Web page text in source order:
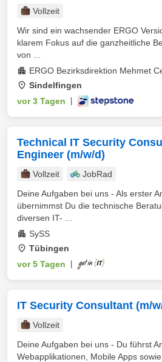
Vollzeit
Wir sind ein wachsender ERGO
klarem Fokus auf die ganzheitliche
von ...
ERGO Bezirksdirektion Mehmet
Sindelfingen
vor 3 Tagen
Technical IT Security
Engineer (m/w/d)
Vollzeit
JobRad
Deine Aufgaben bei uns - Als erster
übernimmst Du die technische
diversen IT- ...
SySS
Tübingen
vor 5 Tagen
IT Security Consultant (m/
Vollzeit
Deine Aufgaben bei uns - Du führst
Webapplikationen, Mobile Apps